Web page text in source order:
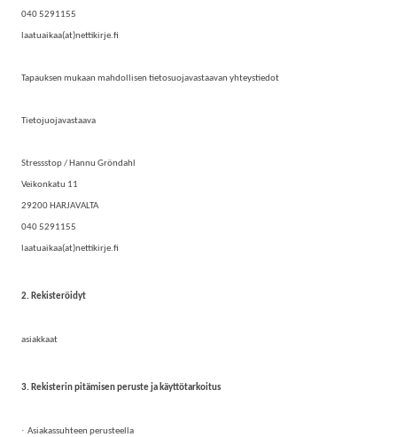
040 5291155
laatuaikaa(at)nettikirje.fi
Tapauksen mukaan mahdollisen tietosuojavastaavan yhteystiedot
Tietojuojavastaava
Stressstop / Hannu Gröndahl
Veikonkatu 11
29200 HARJAVALTA
040 5291155
laatuaikaa(at)nettikirje.fi
2. Rekisteröidyt
asiakkaat
3. Rekisterin pitämisen peruste ja käyttötarkoitus
· Asiakassuhteen perusteella